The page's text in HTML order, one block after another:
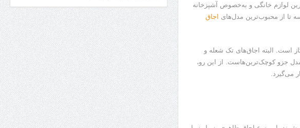
لوازم خانگی و به‌خصوص آشپزخانه
تا از محبوب‌ترین مدل‌های
اجاق
است. البته اجاق‌های تک شعله و
جزو کوچک‌ترین‌هاست. از این رو،
می‌گیرد.